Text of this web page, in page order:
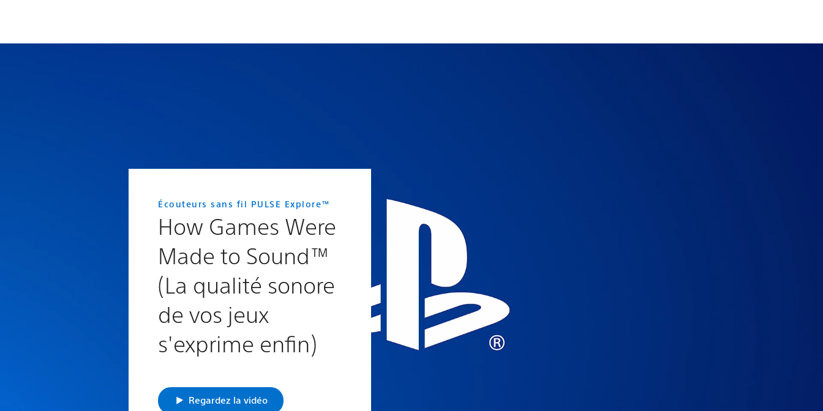
Écouteurs sans fil PULSE Explore™
How Games Were
Made to Sound™
(La qualité sonore
de vos jeux
s'exprime enfin)
Regardez la vidéo